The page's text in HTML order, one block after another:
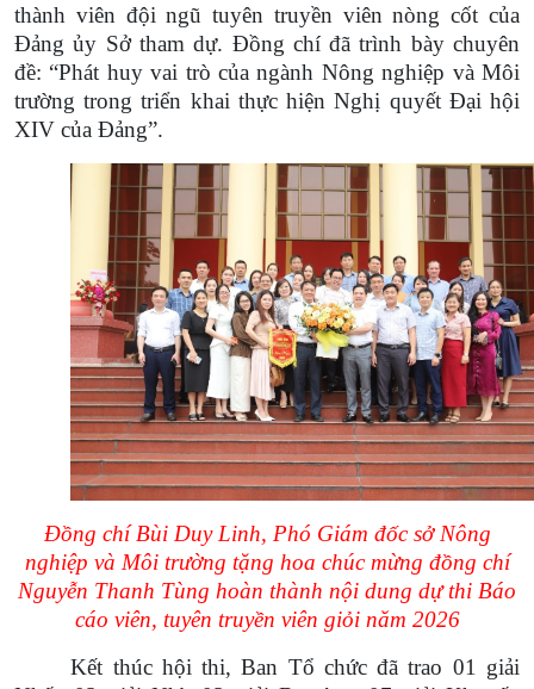
thành viên đội ngũ tuyên truyền viên nòng cốt của
Đảng ủy Sở tham dự. Đồng chí đã trình bày chuyên
đề: “Phát huy vai trò của ngành Nông nghiệp và Môi
trường trong triển khai thực hiện Nghị quyết Đại hội
XIV của Đảng”.
Đồng chí Bùi Duy Linh, Phó Giám đốc sở Nông
nghiệp và Môi trường tặng hoa chúc mừng đồng chí
Nguyễn Thanh Tùng hoàn thành nội dung dự thi Báo
cáo viên, tuyên truyền viên giỏi năm 2026
Kết thúc hội thi,Ban Tổ chức đã trao 01 giải